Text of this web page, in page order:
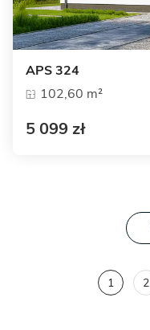
APS 324
102,60 m²
5 099 zł
1 2